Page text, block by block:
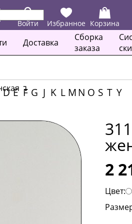
Войти Избранное Корзина
Доставка
Сборка
заказа
↴
D E F G J K L MN O S T Y
2
Цвет: